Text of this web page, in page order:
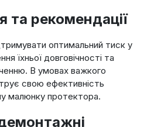
та рекомендації
оптимальний тиск у
їхньої довговічності та
В умовах важкого
свою ефективність
малюнку протектора.